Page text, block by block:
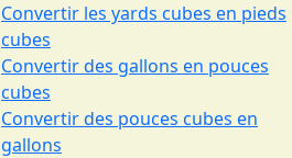
Convertir les yards cubes en pieds
cubes
Convertir des gallons en pouces
cubes
Convertir des pouces cubes en
gallons